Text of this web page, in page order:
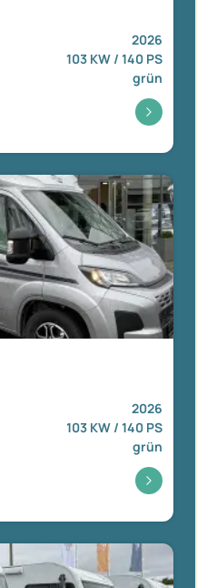
2026
103 KW / 140 PS
grün
2026
103 KW / 140 PS
grün